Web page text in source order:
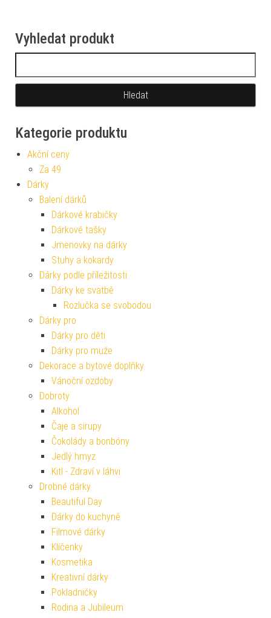
Vyhledat produkt
Kategorie produktu
Akční ceny
Za 49
Dárky
Balení dárků
Dárkové krabičky
Dárkové tašky
Jmenovky na dárky
Stuhy a kokardy
Dárky podle příležitosti
Dárky ke svatbě
Rozlučka se svobodou
Dárky pro
Dárky pro děti
Dárky pro muže
Dekorace a bytové doplňky
Vánoční ozdoby
Dobroty
Alkohol
Čaje a sirupy
Čokolády a bonbóny
Jedlý hmyz
Kitl - Zdraví v láhvi
Drobné dárky
Beautiful Day
Dárky do kuchyně
Filmové dárky
Klíčenky
Kosmetika
Kreativní dárky
Pokladničky
Rodina a Jubileum